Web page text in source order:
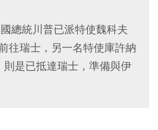
總統川普已派特使魏科夫
往瑞士，另一名特使庫許納
則是已抵達瑞士，準備與伊